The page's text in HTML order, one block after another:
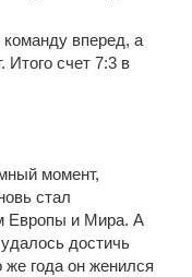
вперед, а
Итого счет 7:3 в
момент,
стал
Европы и Мира. А
достичь
же года он женился